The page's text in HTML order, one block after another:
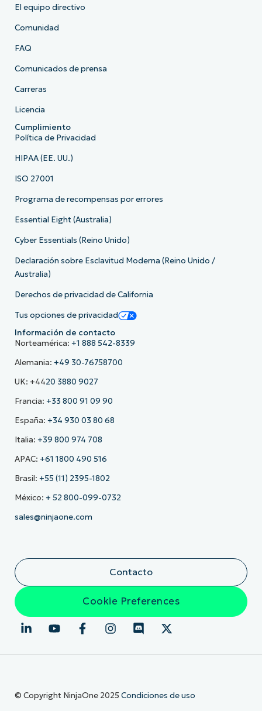
El equipo directivo
Comunidad
FAQ
Comunicados de prensa
Carreras
Licencia
Cumplimiento
Política de Privacidad
HIPAA (EE. UU.)
ISO 27001
Programa de recompensas por errores
Essential Eight (Australia)
Cyber Essentials (Reino Unido)
Declaración sobre Esclavitud Moderna (Reino Unido /
Australia)
Derechos de privacidad de California
Tus opciones de privacidad
Información de contacto
Norteamérica: +1 888 542-8339
Alemania: +49 30-76758700
UK: +4420 3880 9027
Francia: +33 800 91 09 90
España: +34 930 03 80 68
Italia: +39 800 974 708
APAC: +61 1800 490 516
Brasil: +55 (11) 2395-1802
México: + 52 800-099-0732
sales@ninjaone.com
Contacto
Cookie Preferences
© Copyright NinjaOne 2025 Condiciones de uso